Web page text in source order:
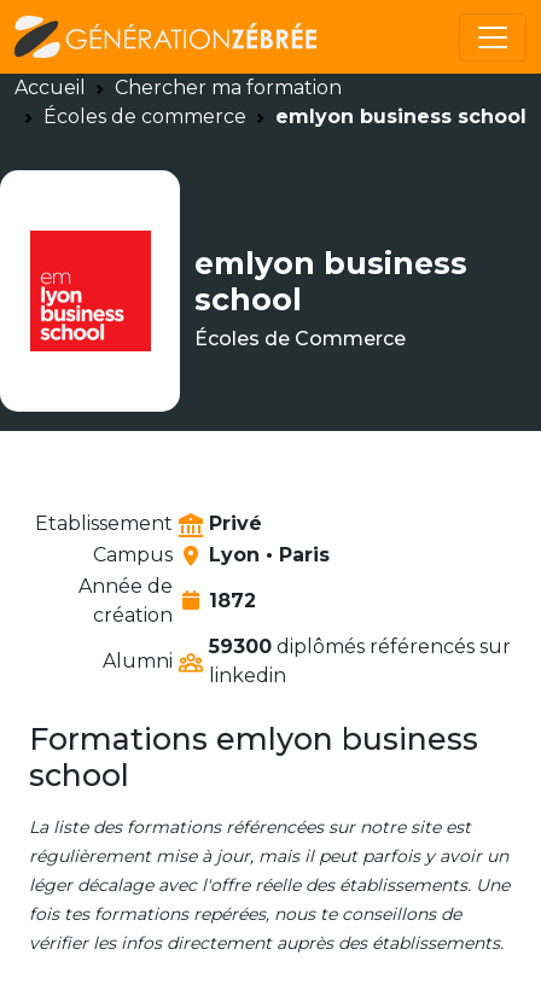
Accueil
Chercher ma formation
Écoles de commerce
emlyon business school
emlyon business
school
Écoles de Commerce
Etablissement
Privé
Campus
Lyon • Paris
Année de
création
1872
Alumni
59300 diplômés référencés sur
linkedin
Formations emlyon business
school
La liste des formations référencées sur notre site est
régulièrement mise à jour, mais il peut parfois y avoir un
léger décalage avec l'offre réelle des établissements. Une
fois tes formations repérées, nous te conseillons de
vérifier les infos directement auprès des établissements.